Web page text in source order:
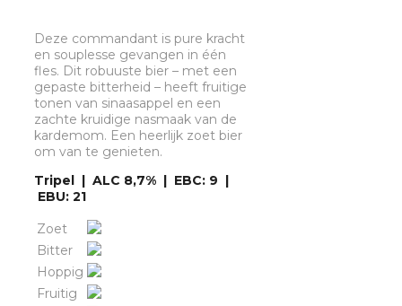
Deze commandant is pure kracht
en souplesse gevangen in één
fles. Dit robuuste bier – met een
gepaste bitterheid – heeft fruitige
tonen van sinaasappel en een
zachte kruidige nasmaak van de
kardemom. Een heerlijk zoet bier
om van te genieten.
Tripel | ALC 8,7% | EBC: 9 |
EBU: 21
Zoet
Bitter
Hoppig
Fruitig